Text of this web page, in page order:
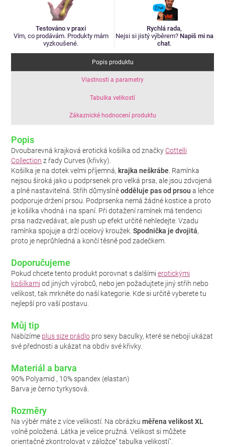
Testováno v praxi
Vím, co prodávám. Produkty mám
vyzkoušené.
Rychlá rada,
Nejsi si jistý výběrem? Napiš mi na
chat.
Popis produktu
Vlastnosti a parametry
Tabulka velikostí
Zákaznické hodnocení produktu
Popis
Dvoubarevná krajková erotická košilka od značky Cottelli
Collection z řady Curves (křivky).
Košilka je na dotek velmi příjemná, krajka neškrábe. Ramínka
nejsou široká jako u podprsenek pro velká prsa, ale jsou zdvojená
a plně nastavitelná. Střih důmyslněodděluje pas od prsou a lehce
podporuje držení prsou. Podprsenka nemá žádné kostice a proto
je košilka vhodná i na spaní. Při dotažení ramínek má tendenci
prsa nadzvedávat, ale push up efekt určitě nehledejte. Vzadu
ramínka spojuje a drží ocelový kroužek. Spodnička je dvojitá,
proto je neprůhledná a končí těsně pod zadečkem.
Doporučujeme
Pokud chcete tento produkt porovnat s dalšími erotickými
košilkami od jiných výrobců, nebo jen požadujtete jiný střih nebo
velikost, tak mrkněte do naší kategorie. Kde si určitě vyberete tu
nejlepší pro vaší postavu.
Můj tip
Nabízíme plus size prádlo pro sexy baculky, které se nebojí ukázat
své přednosti a ukázat na obdiv své křivky.
Materiál a barva
90% Polyamid , 10% spandex (elastan)
Barva je černo tyrkysová.
Rozměry
Na výběr máte z více velikostí. Na obrázku měřena velikost XL
volně položená. Látka je velice pružná. Velikost si můžete
orientačně zkontrolovat v záložce" tabulka velikostí".